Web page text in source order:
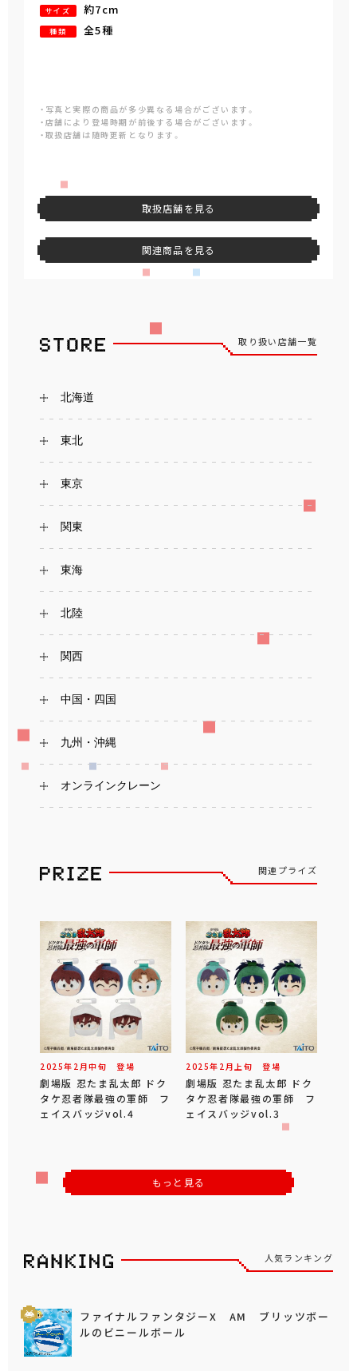
サイズ 約7cm
種類 全5種
・写真と実際の商品が多少異なる場合がございます。
・店舗により登場時期が前後する場合がございます。
・取扱店舗は随時更新となります。
取扱店舗を見る
関連商品を見る
取り扱い店舗一覧
北海道
東北
東京
関東
東海
北陸
関西
中国・四国
九州・沖縄
オンラインクレーン
関連プライズ
2025年 2 月中旬 登場
劇場版 忍たま乱太郎 ドク
タケ忍者隊最強の軍師 フ
ェイスバッジvol.4
2025年 2 月 上旬 登場
劇場版 忍たま乱太郎 ドク
タケ忍者隊最強の軍師 フ
ェイスバッジvol.3
もっと見る
人気ランキング
ファイナルファンタジーX AM ブリッツボー
ルのビニールボール